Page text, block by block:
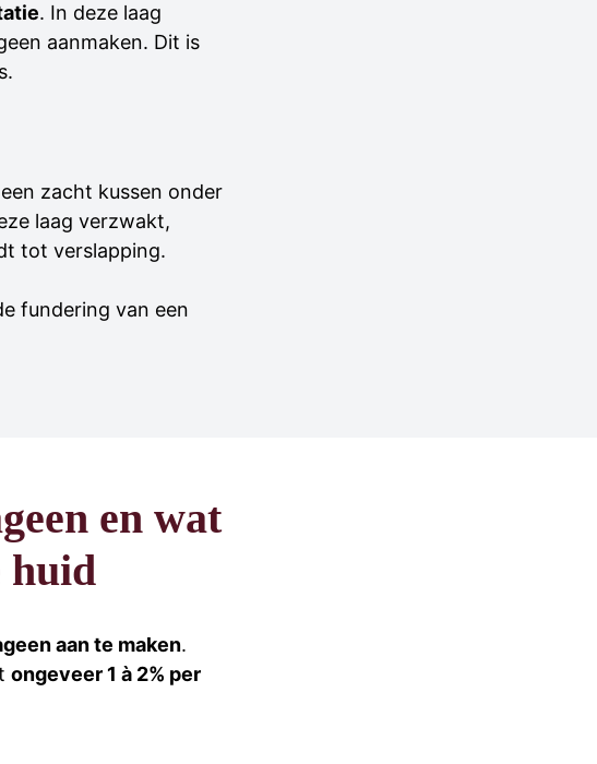
. In deze laag
aanmaken. Dit is
zacht kussen onder
laag verzwakt,
tot verslapping.
fundering van een
en wat
huid
aan te maken.
ongeveer 1 à 2% per